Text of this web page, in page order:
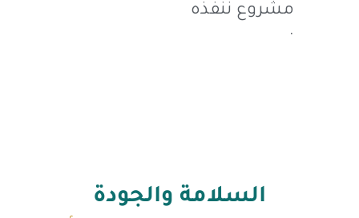
مشروع ننفذه
.
السلامة والجودة